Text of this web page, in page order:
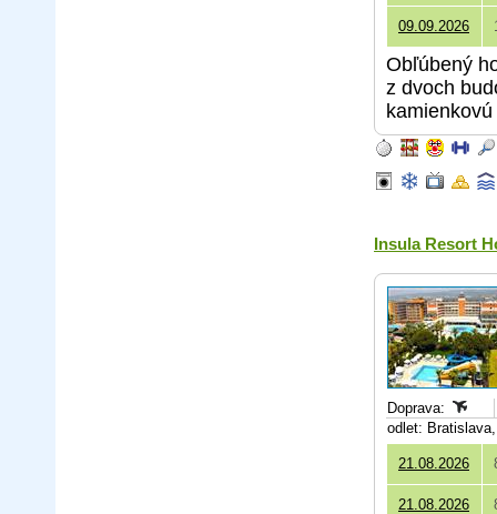
09.09.2026
Obľúbený
z dvoch
Insula Resort
Doprava:
odlet:
21.08.2026
21.08.2026